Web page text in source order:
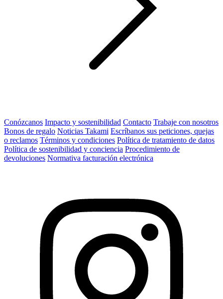
Conózcanos Impacto y sostenibilidad Contacto Trabaje con nosotros
Bonos de regalo Noticias Takami Escríbanos sus peticiones, quejas
o reclamos Términos y condiciones Política de tratamiento de datos
Política de sostenibilidad y conciencia Procedimiento de
devoluciones Normativa facturación electrónica